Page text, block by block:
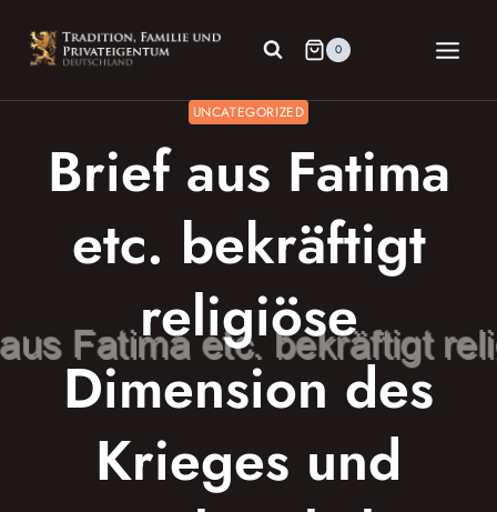
Inhalt
springen
0
UNCATEGORIZED
Brief aus Fatima
etc. bekräftigt
religiöse
Dimension des
Krieges und